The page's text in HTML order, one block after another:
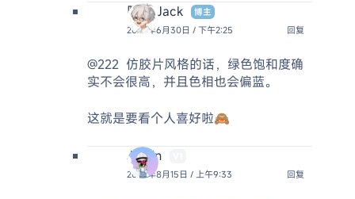
阿杰 Jack
博主
2025年6月30日 / 下午2:25
回复
@222 仿胶片风格的话，绿色饱和度确
实不会很高，并且色相也会偏蓝。
这就是要看个人喜好啦🙈
Justin
2025年8月15日 / 上午9:33
回复